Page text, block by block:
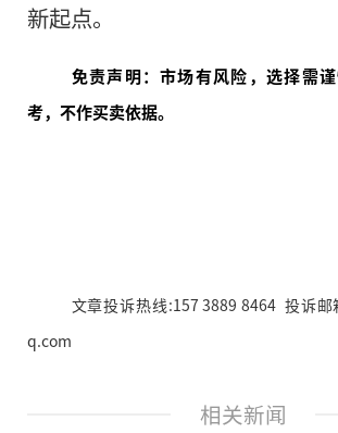
新起点。
免责声明：市场有风险，选择需
考，不作买卖依据。
文章投诉热线:157 3889 8464 投诉邮
q.com
相关新闻